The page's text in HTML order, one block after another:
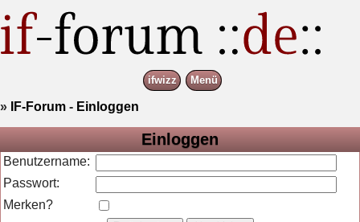
ifwizz Menü
» IF-Forum - Einloggen
Einloggen
Benutzername:
Passwort:
Merken?